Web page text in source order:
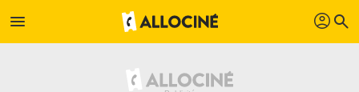
menu profil search